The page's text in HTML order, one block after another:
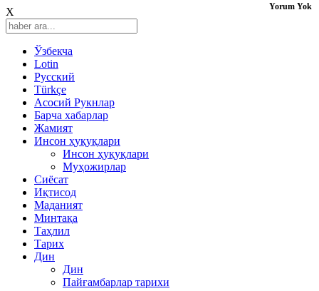
X
Ўзбекча
Lotin
Русский
Türkçe
Асосий Рукнлар
Барча хабарлар
Жамият
Инсон ҳуқуқлари
Инсон ҳуқуқлари
Муҳожирлар
Сиёсат
Иқтисод
Mаданият
Минтақа
Таҳлил
Тарих
Дин
Дин
Пайғамбарлар тарихи
Yorum Yok